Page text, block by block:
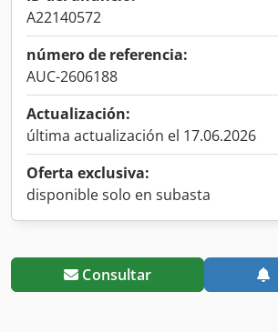
A22140572
número de referencia:
AUC-2606188
Actualización:
última actualización el 17.06.2026
Oferta exclusiva:
disponible solo en subasta
Consultar